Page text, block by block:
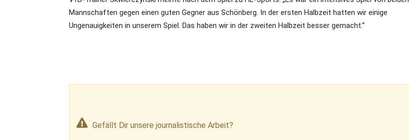
Mannschaften gegen einen guten Gegner aus Schönberg. In der ersten Halbzeit hatten wir einige
Ungenauigkeiten in unserem Spiel. Das haben wir in der zweiten Halbzeit besser gemacht.“
Gefällt Dir unsere journalistische Arbeit?